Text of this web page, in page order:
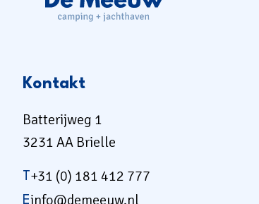
Kontakt
Batterijweg 1
3231 AA Brielle
+31 (0) 181 412 777
Einfo@demeeuw.nl